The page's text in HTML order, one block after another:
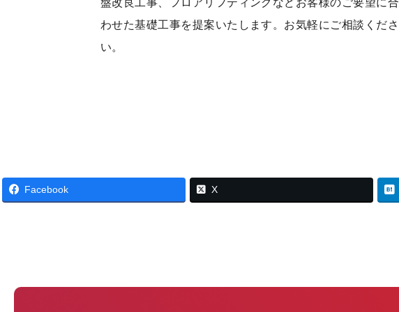
わせた基礎工事を提案いたします。お気軽にご相談くださ
い。
Facebook X